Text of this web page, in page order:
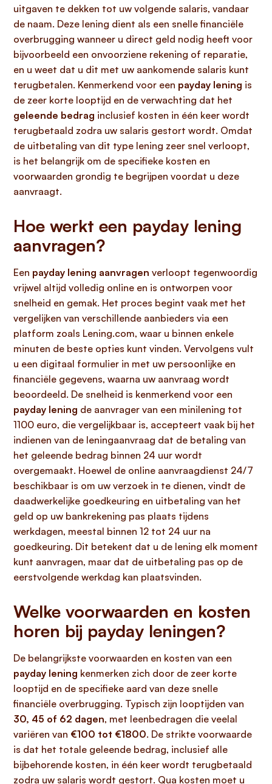
uitgaven te dekken tot uw volgende salaris, vandaar
de naam. Deze lening dient als een snelle financiële
overbrugging wanneer u direct geld nodig heeft voor
bijvoorbeeld een onvoorziene rekening of reparatie,
en u weet dat u dit met uw aankomende salaris kunt
terugbetalen. Kenmerkend voor een payday lening is
de zeer korte looptijd en de verwachting dat het
geleende bedrag inclusief kosten in één keer wordt
terugbetaald zodra uw salaris gestort wordt. Omdat
de uitbetaling van dit type lening zeer snel verloopt,
is het belangrijk om de specifieke kosten en
voorwaarden grondig te begrijpen voordat u deze
aanvraagt.
Hoe werkt een payday lening
aanvragen?
Een payday lening aanvragen verloopt tegenwoordig
vrijwel altijd volledig online en is ontworpen voor
snelheid en gemak. Het proces begint vaak met het
vergelijken van verschillende aanbieders via een
platform zoals Lening.com, waar u binnen enkele
minuten de beste opties kunt vinden. Vervolgens vult
u een digitaal formulier in met uw persoonlijke en
financiële gegevens, waarna uw aanvraag wordt
beoordeeld. De snelheid is kenmerkend voor een
payday lening de aanvrager van een minilening tot
1100 euro, die vergelijkbaar is, accepteert vaak bij het
indienen van de leningaanvraag dat de betaling van
het geleende bedrag binnen 24 uur wordt
overgemaakt. Hoewel de online aanvraagdienst 24/7
beschikbaar is om uw verzoek in te dienen, vindt de
daadwerkelijke goedkeuring en uitbetaling van het
geld op uw bankrekening pas plaats tijdens
werkdagen, meestal binnen 12 tot 24 uur na
goedkeuring. Dit betekent dat u de lening elk moment
kunt aanvragen, maar dat de uitbetaling pas op de
eerstvolgende werkdag kan plaatsvinden.
Welke voorwaarden en kosten
horen bij payday leningen?
De belangrijkste voorwaarden en kosten van een
payday lening kenmerken zich door de zeer korte
looptijd en de specifieke aard van deze snelle
financiële overbrugging. Typisch zijn looptijden van
30, 45 of 62 dagen, met leenbedragen die veelal
variëren van €100 tot €1800. De strikte voorwaarde
is dat het totale geleende bedrag, inclusief alle
bijbehorende kosten, in één keer wordt terugbetaald
zodra uw salaris wordt gestort. Qua kosten moet u